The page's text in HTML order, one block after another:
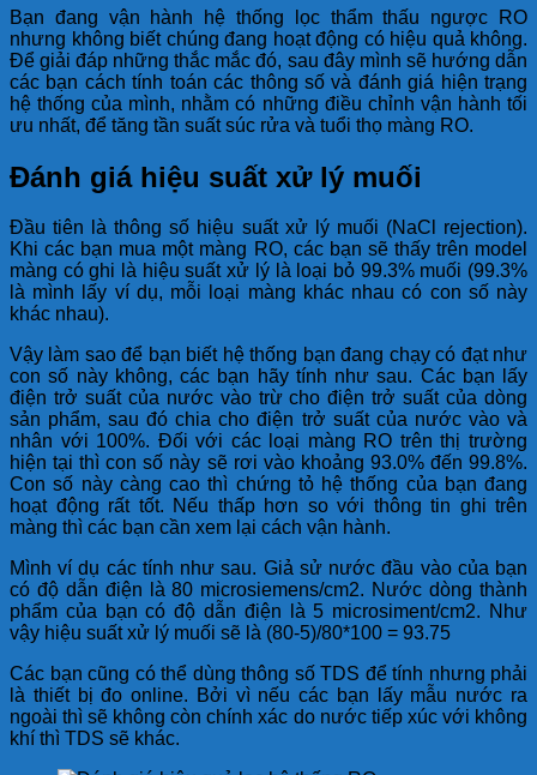
Bạn đang vận hành hệ thống lọc thẩm thấu ngược RO
nhưng không biết chúng đang hoạt động có hiệu quả không.
Để giải đáp những thắc mắc đó, sau đây mình sẽ hướng dẫn
các bạn cách tính toán các thông số và đánh giá hiện trạng
hệ thống của mình, nhằm có những điều chỉnh vận hành tối
ưu nhất, để tăng tần suất súc rửa và tuổi thọ màng RO.
Đánh giá hiệu suất xử lý muối
Đầu tiên là thông số hiệu suất xử lý muối (NaCl rejection).
Khi các bạn mua một màng RO, các bạn sẽ thấy trên model
màng có ghi là hiệu suất xử lý là loại bỏ 99.3% muối (99.3%
là mình lấy ví dụ, mỗi loại màng khác nhau có con số này
khác nhau).
Vậy làm sao để bạn biết hệ thống bạn đang chạy có đạt như
con số này không, các bạn hãy tính như sau. Các bạn lấy
điện trở suất của nước vào trừ cho điện trở suất của dòng
sản phẩm, sau đó chia cho điện trở suất của nước vào và
nhân với 100%. Đối với các loại màng RO trên thị trường
hiện tại thì con số này sẽ rơi vào khoảng 93.0% đến 99.8%.
Con số này càng cao thì chứng tỏ hệ thống của bạn đang
hoạt động rất tốt. Nếu thấp hơn so với thông tin ghi trên
màng thì các bạn cần xem lại cách vận hành.
Mình ví dụ các tính như sau. Giả sử nước đầu vào của bạn
có độ dẫn điện là 80 microsiemens/cm2. Nước dòng thành
phẩm của bạn có độ dẫn điện là 5 microsiment/cm2. Như
vậy hiệu suất xử lý muối sẽ là (80-5)/80*100 = 93.75
Các bạn cũng có thể dùng thông số TDS để tính nhưng phải
là thiết bị đo online. Bởi vì nếu các bạn lấy mẫu nước ra
ngoài thì sẽ không còn chính xác do nước tiếp xúc với không
khí thì TDS sẽ khác.